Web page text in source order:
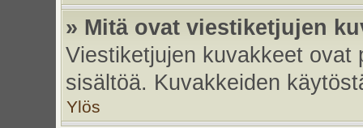
» Mitä ovat viestiketjujen
Viestiketjujen kuvakkeet ovat
sisältöä. Kuvakkeiden
Ylös